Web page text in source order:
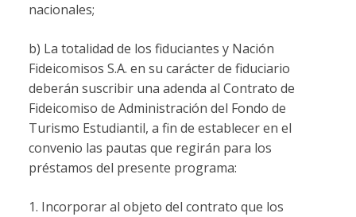
nacionales;
b) La totalidad de los fiduciantes y Nación
Fideicomisos S.A. en su carácter de fiduciario
deberán suscribir una adenda al Contrato de
Fideicomiso de Administración del Fondo de
Turismo Estudiantil, a fin de establecer en el
convenio las pautas que regirán para los
préstamos del presente programa:
1. Incorporar al objeto del contrato que los